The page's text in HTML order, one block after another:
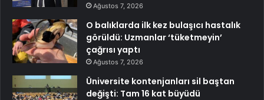
Ağustos 7, 2026
O balıklarda ilk kez bulaşıcı hastalık
görüldü: Uzmanlar ‘tüketmeyin’
çağrısı yaptı
Ağustos 7, 2026
Üniversite kontenjanları sil baştan
değişti: Tam 16 kat büyüdü